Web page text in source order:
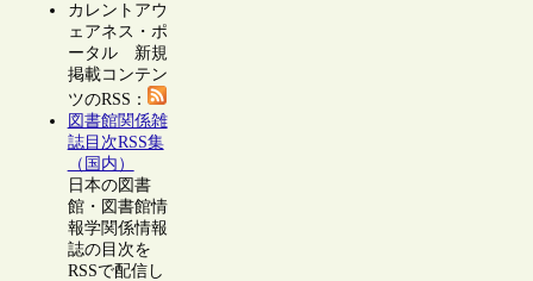
カレントアウ
ェアネス・ポ
ータル 新規
掲載コンテン
ツのRSS：
図書館関係雑
誌目次RSS集
（国内）
日本の図書
館・図書館情
報学関係情報
誌の目次を
RSSで配信し